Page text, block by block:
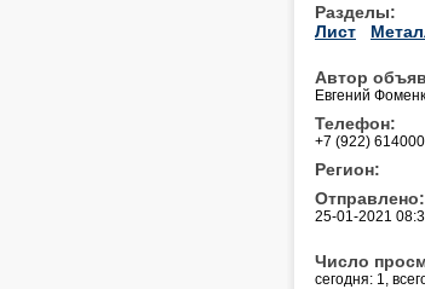
Разделы:
Лист
Автор
Евгений
Телефон:
+7 (922)
Регион:
Отправлено:
25-01-2021
Число
сегодня: 1,